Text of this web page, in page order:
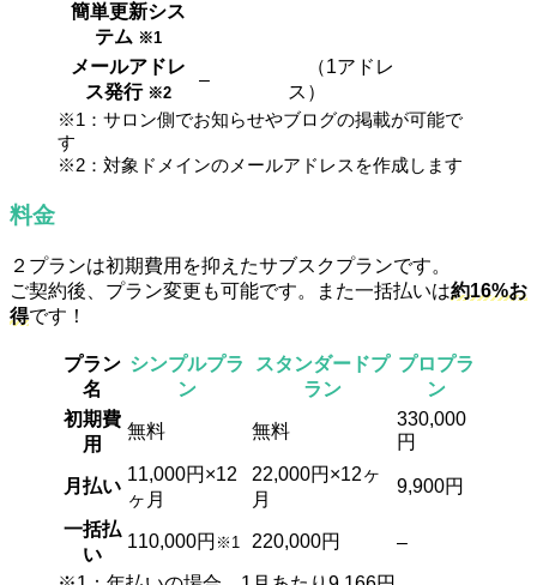
簡単更新シス
テム ※1
メールアドレ
ス発行※2
–
（1アドレ
ス）
※1：サロン側でお知らせやブログの掲載が可能で
す
※2：対象ドメインのメールアドレスを作成します
料金
２プランは初期費用を抑えたサブスクプランです。
ご契約後、プラン変更も可能です。また一括払いは約16%お
得です！
プラン
名
シンプルプラ
ン
スタンダードプ
ラン
プロプラ
ン
初期費
用
無料 無料
330,000
円
月払い
11,000円×12
ヶ月
22,000円×12ヶ
月
9,900円
一括払
い
110,000円 ※1 220,000円
–